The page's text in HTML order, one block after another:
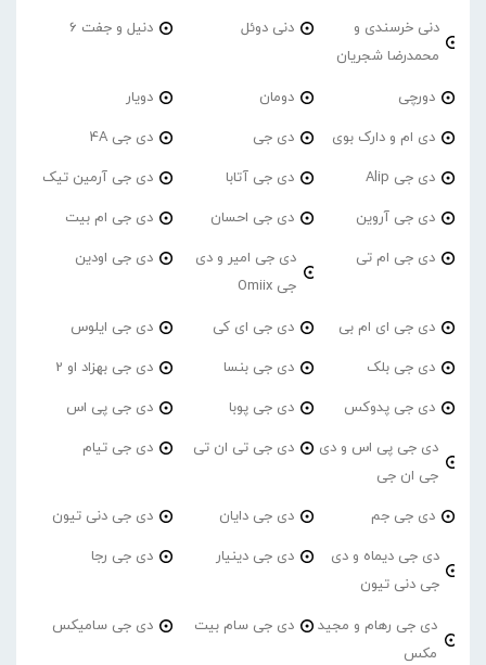
دنی خرسندی و
محمدرضا شجریان
دنی دوئل دنیل و جفت 6
دورچی دومان دویار
دی ام و دارک بوی دی جی دی جی 4A
دی جی Alip دی جی آتابا دی جی آرمین تیک
دی جی آروین دی جی احسان دی جی ام بیت
دی جی ام تی
دی جی امیر و دی
جی Omiix
دی جی اودین
دی جی ای ام بی دی جی ای کی دی جی ایلوس
دی جی بلک دی جی بنسا دی جی بهزاد او 2
دی جی پدوکس دی جی پوبا دی جی پی اس
دی جی پی اس و دی
جی ان جی
دی جی تی ان تی دی جی تیام
دی جی جم دی جی دایان دی جی دنی تیون
دی جی دیماه و دی
جی دنی تیون
دی جی دینیار دی جی رجا
دی جی رهام و مجید
مکس
دی جی سام بیت دی جی سامیکس